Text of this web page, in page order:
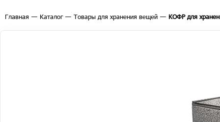
Главная — Каталог — Товары для хранения вещей — КОФР для